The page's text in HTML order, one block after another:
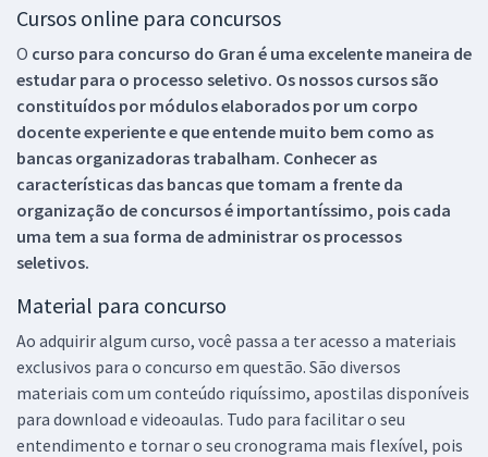
Cursos online para concursos
O curso para concurso do Gran é uma excelente maneira de
estudar para o processo seletivo. Os nossos cursos são
constituídos por módulos elaborados por um corpo
docente experiente e que entende muito bem como as
bancas organizadoras trabalham. Conhecer as
características das bancas que tomam a frente da
organização de concursos é importantíssimo, pois cada
uma tem a sua forma de administrar os processos
seletivos.
Material para concurso
Ao adquirir algum curso, você passa a ter acesso a materiais
exclusivos para o concurso em questão. São diversos
materiais com um conteúdo riquíssimo, apostilas disponíveis
para download e videoaulas. Tudo para facilitar o seu
entendimento e tornar o seu cronograma mais flexível, pois